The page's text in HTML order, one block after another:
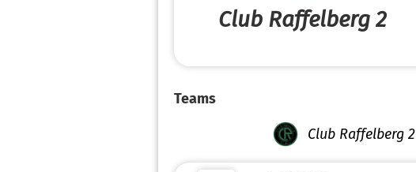
Club Raffelberg 2
Teams
Club Raffelberg 2